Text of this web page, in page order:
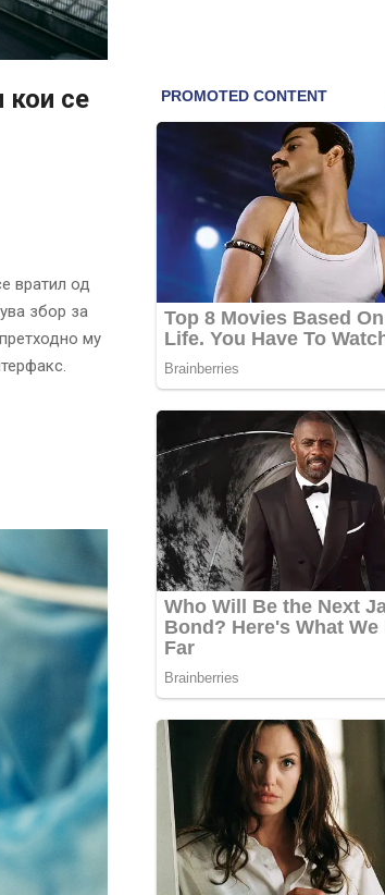
кои се
вратил од
збор за
му